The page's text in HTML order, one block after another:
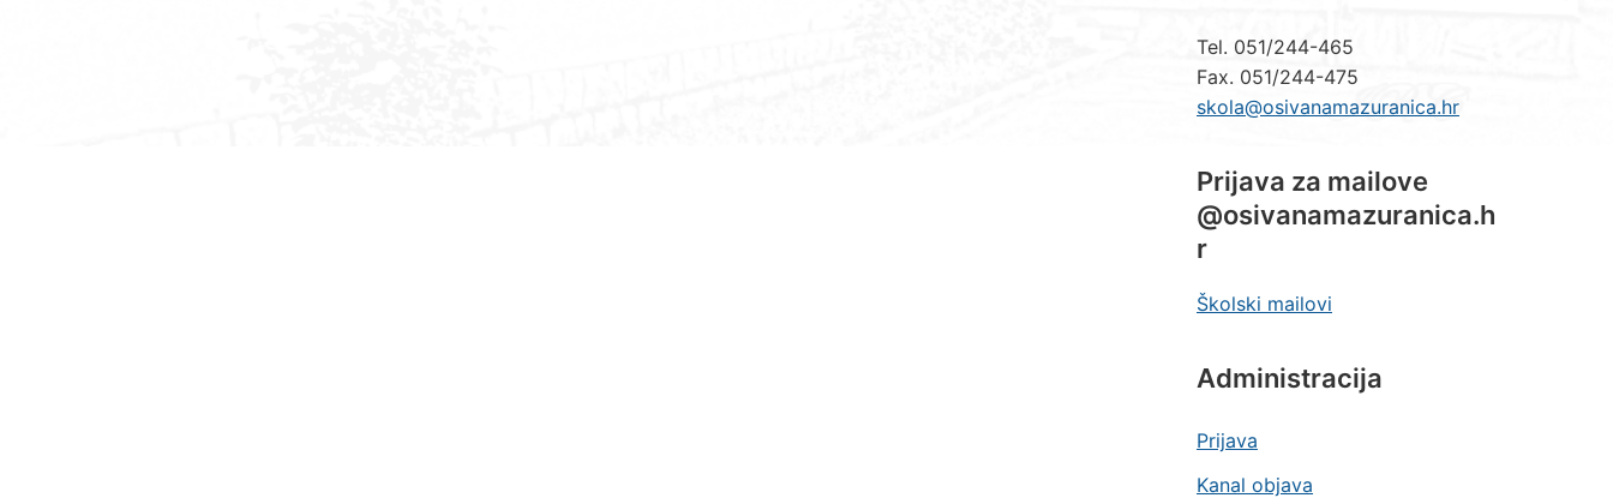
Tel. 051/244-465
Fax. 051/244-475
skola@osivanamazuranica.hr
Prijava za mailove
@osivanamazuranica.h
r
Školski mailovi
Administracija
Prijava
Kanal objava